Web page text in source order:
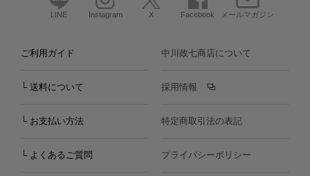
LINE Instagram X Facebook メールマガジン
ご利用ガイド
└ 送料について
└ お支払い方法
└ よくあるご質問
中川政七商店について
採用情報
特定商取引法の表記
プライバシーポリシー